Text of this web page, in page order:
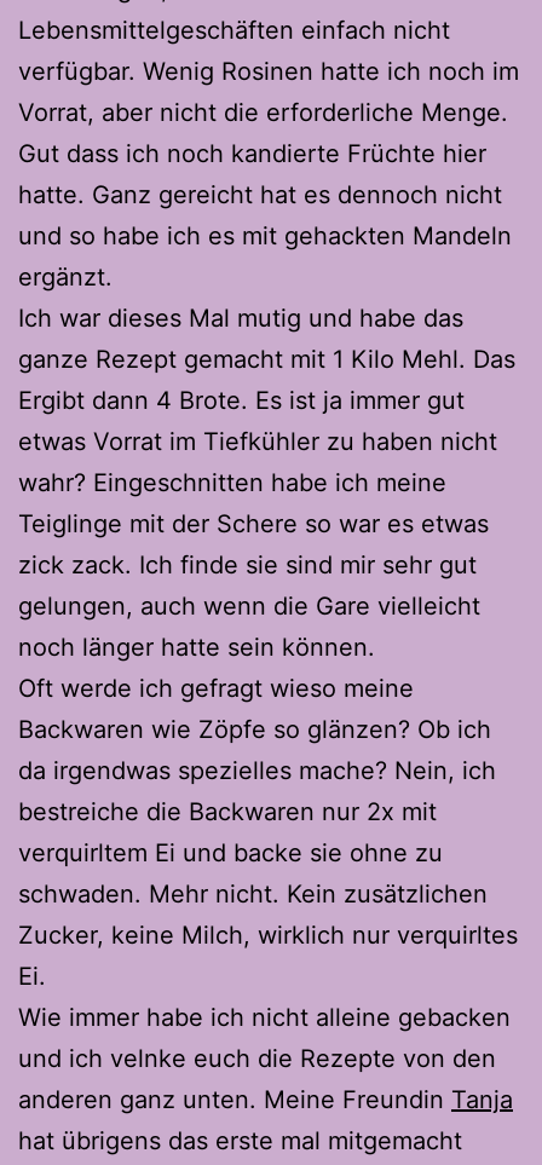
Lebensmittelgeschäften einfach nicht
verfügbar. Wenig Rosinen hatte ich noch im
Vorrat, aber nicht die erforderliche Menge.
Gut dass ich noch kandierte Früchte hier
hatte. Ganz gereicht hat es dennoch nicht
und so habe ich es mit gehackten Mandeln
ergänzt.
Ich war dieses Mal mutig und habe das
ganze Rezept gemacht mit 1 Kilo Mehl. Das
Ergibt dann 4 Brote. Es ist ja immer gut
etwas Vorrat im Tiefkühler zu haben nicht
wahr? Eingeschnitten habe ich meine
Teiglinge mit der Schere so war es etwas
zick zack. Ich finde sie sind mir sehr gut
gelungen, auch wenn die Gare vielleicht
noch länger hatte sein können.
Oft werde ich gefragt wieso meine
Backwaren wie Zöpfe so glänzen? Ob ich
da irgendwas spezielles mache? Nein, ich
bestreiche die Backwaren nur 2x mit
verquirltem Ei und backe sie ohne zu
schwaden. Mehr nicht. Kein zusätzlichen
Zucker, keine Milch, wirklich nur verquirltes
Ei.
Wie immer habe ich nicht alleine gebacken
und ich velnke euch die Rezepte von den
anderen ganz unten. Meine Freundin Tanja
hat übrigens das erste mal mitgemacht